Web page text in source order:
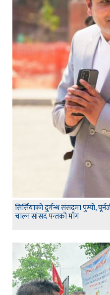
सिर्सियाको दुर्गन्ध संसदमा पुग्यो,
चाल्न सांसद पन्तको माँग